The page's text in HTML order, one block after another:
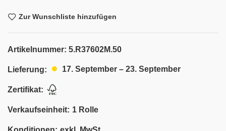
Zur Wunschliste hinzufügen
Artikelnummer: 5.R37602M.50
Lieferung: 17. September – 23. September
Zertifikat:
Verkaufseinheit: 1 Rolle